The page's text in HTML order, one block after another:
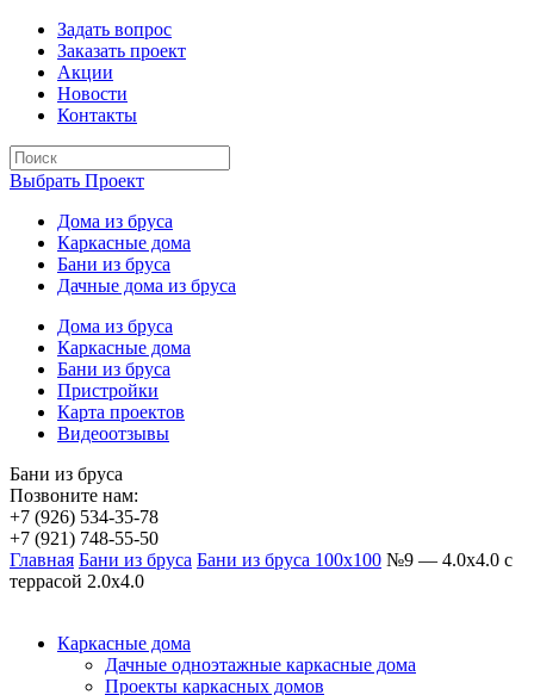
Задать вопрос
Заказать проект
Акции
Новости
Контакты
Выбрать Проект
Дома из бруса
Каркасные дома
Бани из бруса
Дачные дома из бруса
Дома из бруса
Каркасные дома
Бани из бруса
Пристройки
Карта проектов
Видеоотзывы
Бани из бруса
Позвоните нам:
+7 (926) 534-35-78
+7 (921) 748-55-50
Главная Бани из бруса Бани из бруса 100х100 №9 — 4.0х4.0 с
террасой 2.0х4.0
Каркасные дома
Дачные одноэтажные каркасные дома
Проекты каркасных домов